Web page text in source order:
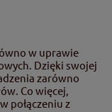
w uprawie
Dzięki swojej
zarówno
Co więcej,
połączeniu z